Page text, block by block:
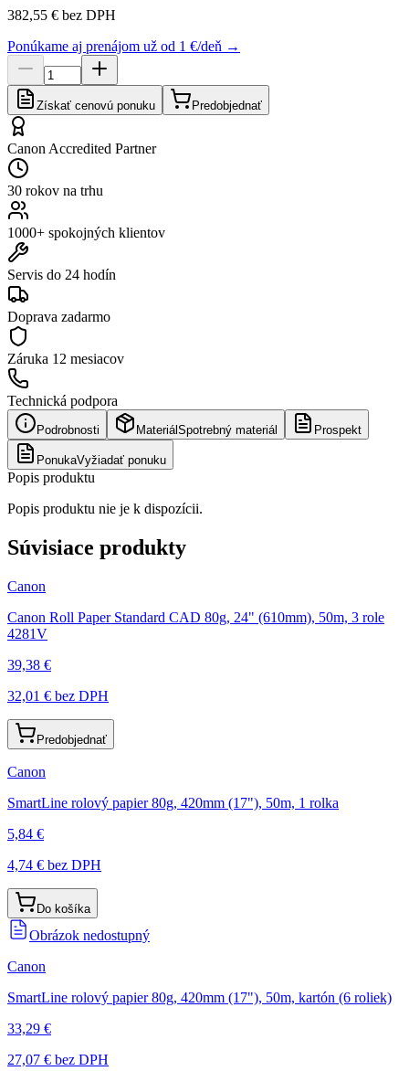
382,55 € bez DPH
Ponúkame aj prenájom už od 1 €/deň →
Získať cenovú ponuku Predobjednať
Canon Accredited Partner
30 rokov na trhu
1000+ spokojných klientov
Servis do 24 hodín
Doprava zadarmo
Záruka 12 mesiacov
Technická podpora
Podrobnosti Materiál Spotrebný materiál Prospekt
PonukaVyžiadať ponuku
Popis produktu
Popis produktu nie je k dispozícii.
Súvisiace produkty
Canon
Canon Roll Paper Standard CAD 80g, 24" (610mm), 50m, 3 role
4281V
39,38 €
32,01 € bez DPH
Predobjednať
Canon
SmartLine rolový papier 80g, 420mm (17"), 50m, 1 rolka
5,84 €
4,74 € bez DPH
Do košíka
Obrázok nedostupný
Canon
SmartLine rolový papier 80g, 420mm (17"), 50m, kartón (6 roliek)
33,29 €
27,07 € bez DPH